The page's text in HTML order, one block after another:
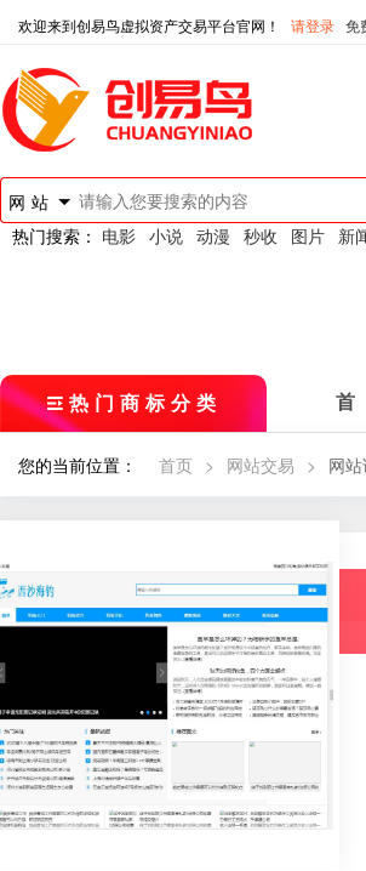
欢迎来到创易鸟虚拟资产交易平台官网！ 请登录 免
网站
热门搜索： 电影 小说 动漫 秒收 图片 新
热门商标分类
您的当前位置： 首页 > 网站交易 > 网